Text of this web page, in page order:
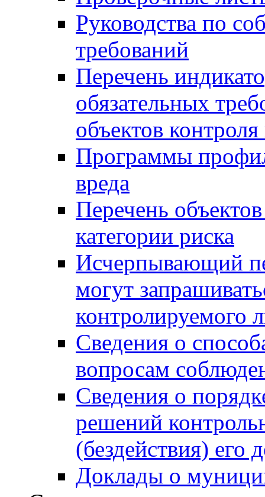
Руководства по
требований
Перечень
обязательных
объектов
Программы
вреда
Перечень
категории риска
Исчерпывающий
могут
контролируемого
Сведения о
вопросам
Сведения о
решений
(бездействия)
Доклады о